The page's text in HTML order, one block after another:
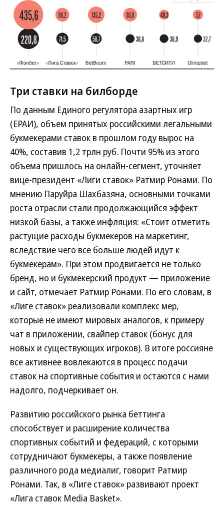
Три ставки на билборде
По данным Единого регулятора азартных игр
(ЕРАИ), объем принятых российскими легальными
букмекерами ставок в прошлом году вырос на
40%, составив 1,2 трлн руб. Почти 95% из этого
объема пришлось на онлайн-сегмент, уточняет
вице-президент «Лиги ставок» Ратмир Ронами. По
мнению Паруйра Шахбазяна, основными точками
роста отрасли стали продолжающийся эффект
низкой базы, а также инфляция: «Стоит отметить
растущие расходы букмекеров на маркетинг,
вследствие чего все больше людей идут к
букмекерам». При этом продвигается не только
бренд, но и букмекерский продукт — приложение
и сайт, отмечает Ратмир Ронами. По его словам, в
«Лиге ставок» реализовали комплекс мер,
которые не имеют мировых аналогов, к примеру
чат в приложении, свайпер ставок (бонус для
новых и существующих игроков). В итоге россияне
все активнее вовлекаются в процесс подачи
ставок на спортивные события и остаются с нами
надолго, подчеркивает он.
Развитию российского рынка беттинга
способствует и расширение количества
спортивных событий и федераций, с которыми
сотрудничают букмекеры, а также появление
различного рода медиалиг, говорит Ратмир
Ронами. Так, в «Лиге ставок» развивают проект
«Лига ставок Media Basket».